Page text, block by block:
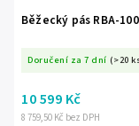
Běžecký pás RBA-
Doručení za 7 dní (>20
8 759,50 Kč bez DPH
10 599 Kč